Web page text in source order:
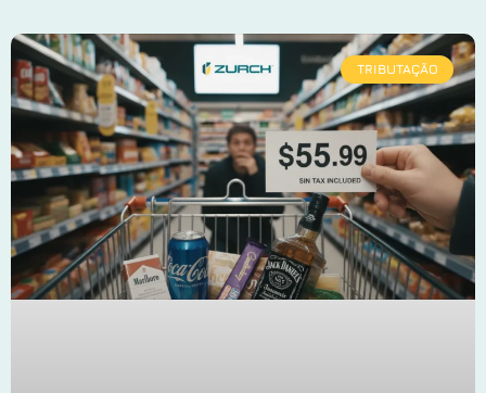
TRIBUTAÇÃO